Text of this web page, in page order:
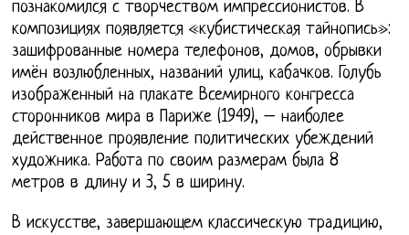
познакомился с творчеством импрессионистов. В
композициях появляется «кубистическая тайнопись»:
зашифрованные номера телефонов, домов, обрывки
имён возлюбленных, названий улиц, кабачков. Голубь
изображенный на плакате Всемирного конгресса
сторонников мира в Париже (1949), – наиболее
действенное проявление политических убеждений
художника. Работа по своим размерам была 8
метров в длину и 3, 5 в ширину.
В искусстве, завершающем классическую традицию,